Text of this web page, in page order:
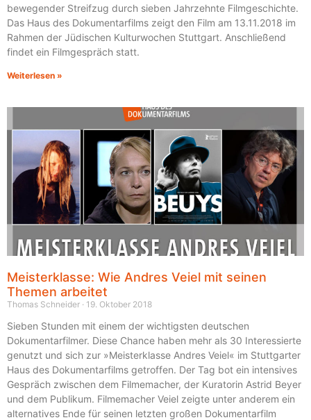
bewegender Streifzug durch sieben Jahrzehnte Filmgeschichte.
Das Haus des Dokumentarfilms zeigt den Film am 13.11.2018 im
Rahmen der Jüdischen Kulturwochen Stuttgart. Anschließend
findet ein Filmgespräch statt.
Weiterlesen »
Meisterklasse: Wie Andres Veiel mit seinen
Themen arbeitet
Thomas Schneider 19. Oktober 2018
Sieben Stunden mit einem der wichtigsten deutschen
Dokumentarfilmer. Diese Chance haben mehr als 30 Interessierte
genutzt und sich zur »Meisterklasse Andres Veiel« im Stuttgarter
Haus des Dokumentarfilms getroffen. Der Tag bot ein intensives
Gespräch zwischen dem Filmemacher, der Kuratorin Astrid Beyer
und dem Publikum. Filmemacher Veiel zeigte unter anderem ein
alternatives Ende für seinen letzten großen Dokumentarfilm